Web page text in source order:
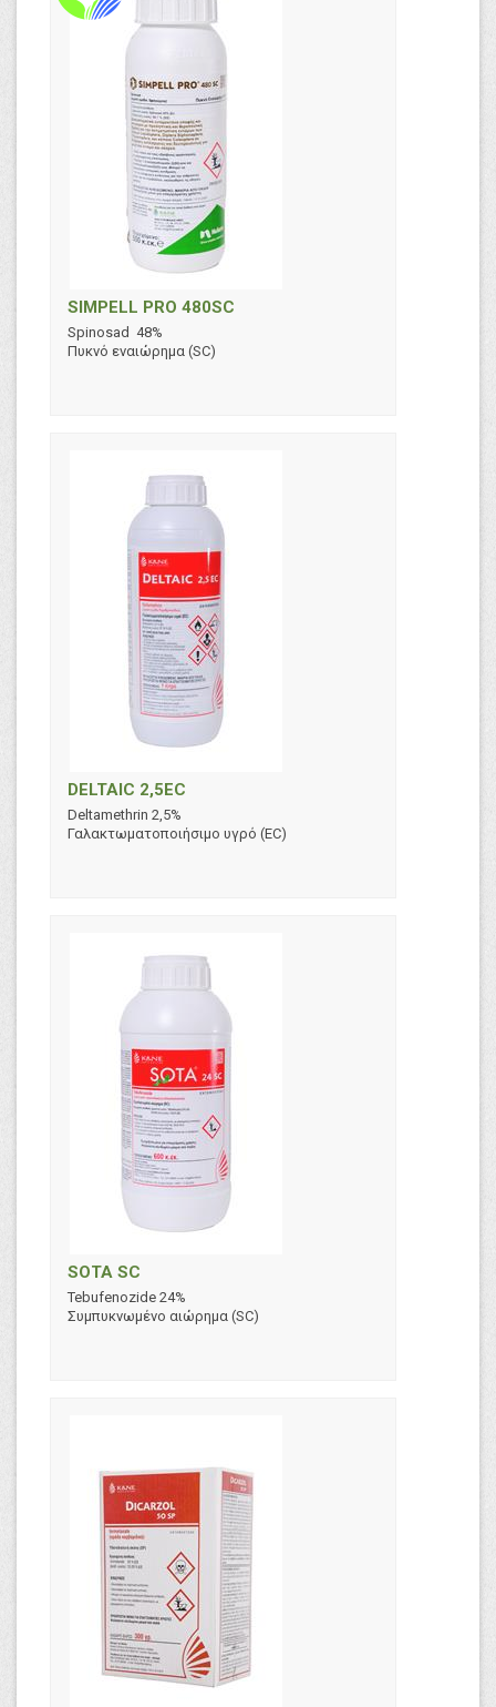
SIMPELL PRO 480SC
Spinosad 48%
Πυκνό εναιώρημα (SC)
DELTAIC 2,5EC
Deltamethrin 2,5%
Γαλακτωματοποιήσιμο υγρό (EC)
SOTA SC
Tebufenozide 24%
Συμπυκνωμένο αιώρημα (SC)